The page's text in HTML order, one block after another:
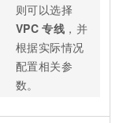
则可以选择
VPC 专线 ，并
根据实际情况
配置相关参
数。